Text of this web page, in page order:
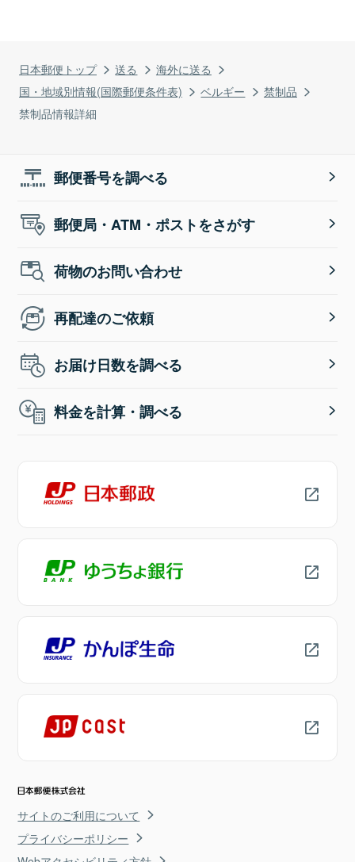
日本郵便トップ 送る
海外に送る
国・地域別情報(国際郵便条件表)
ベルギー
禁制品
禁制品情報詳細
郵便番号を調べる
郵便局・ATM・ポストをさがす
荷物のお問い合わせ
再配達のご依頼
お届け日数を調べる
料金を計算・調べる
サイトのご利用について
プライバシーポリシー